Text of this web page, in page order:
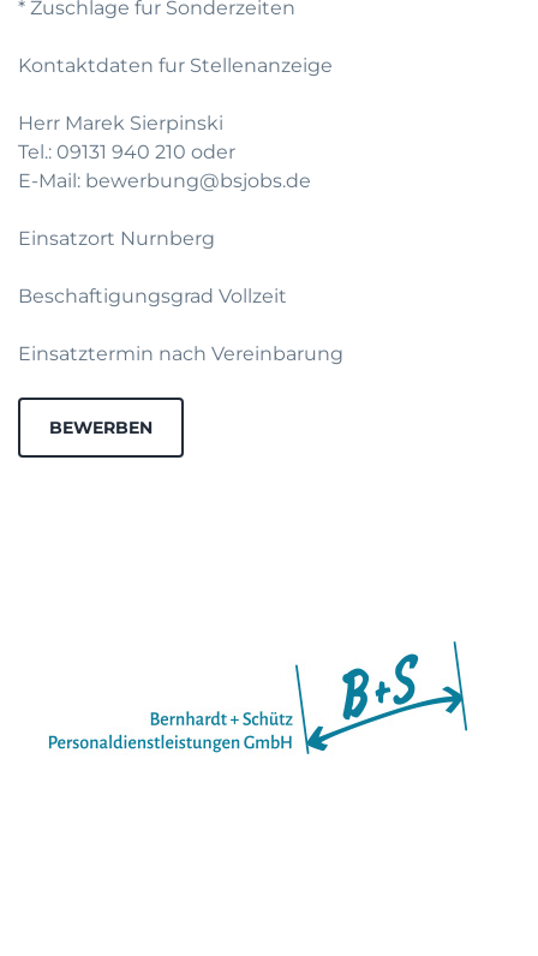
* Zuschlage fur Sonderzeiten
Kontaktdaten fur Stellenanzeige
Herr Marek Sierpinski
Tel.: 09131 940 210 oder
E-Mail: bewerbung@bsjobs.de
Einsatzort Nurnberg
Beschaftigungsgrad Vollzeit
Einsatztermin nach Vereinbarung
BEWERBEN